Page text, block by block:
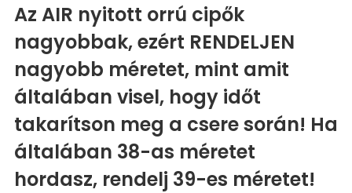
Az AIR nyitott orrú cipők
nagyobbak, ezért RENDELJEN
nagyobb méretet, mint amit
általában visel, hogy időt
takarítson meg a csere során! Ha
általában 38-as méretet
hordasz, rendelj 39-es méretet!